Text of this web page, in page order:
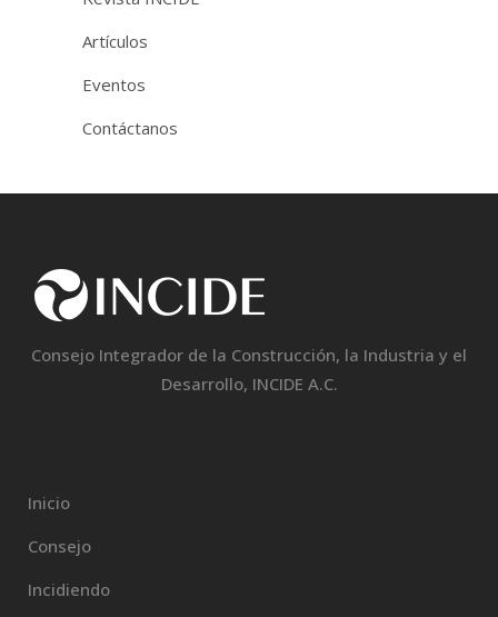
Artículos
Eventos
Contáctanos
Consejo Integrador de la Construcción, la Industria y el
Desarrollo, INCIDE A.C.
Inicio
Consejo
Incidiendo